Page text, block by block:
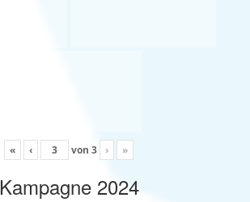
« ‹ von 3 › »
Kampagne 2024